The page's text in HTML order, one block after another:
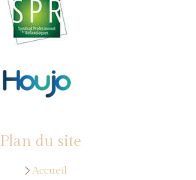
Plan du site
Accueil